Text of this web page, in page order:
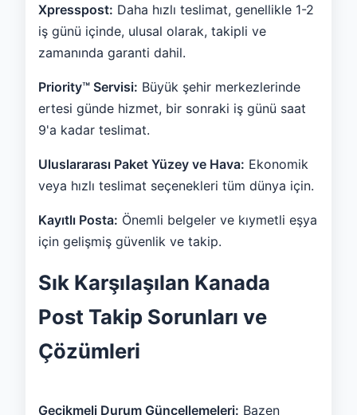
Xpresspost: Daha hızlı teslimat, genellikle 1-2
iş günü içinde, ulusal olarak, takipli ve
zamanında garanti dahil.
Priority™ Servisi: Büyük şehir merkezlerinde
ertesi günde hizmet, bir sonraki iş günü saat
9'a kadar teslimat.
Uluslararası Paket Yüzey ve Hava: Ekonomik
veya hızlı teslimat seçenekleri tüm dünya için.
Kayıtlı Posta: Önemli belgeler ve kıymetli eşya
için gelişmiş güvenlik ve takip.
Sık Karşılaşılan Kanada
Post Takip Sorunları ve
Çözümleri
Gecikmeli Durum Güncellemeleri: Bazen